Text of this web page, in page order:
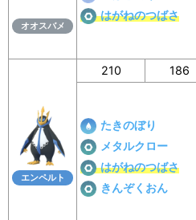
オオスバメ
はがねのつばさ
エンペルト
210 186
たきのぼり
メタルクロー
はがねのつばさ
きんぞくおん